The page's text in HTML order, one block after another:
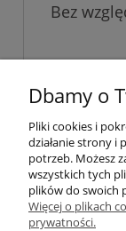
Bez
Dbamy o
Pliki cookies i
działanie strony i
potrzeb. Możesz
wszystkich tych
plików do swoich
Więcej o plikach
prywatności.